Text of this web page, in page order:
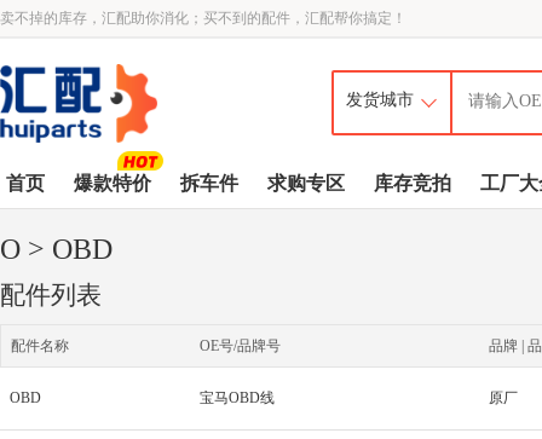
卖不掉的库存，汇配助你消化；买不到的配件，汇配帮你搞定！
首页 爆款特价 拆车件 求购专区 库存竞拍 工厂大
O > OBD
配件列表
配件名称 OE号/品牌号 品牌 |
OBD 宝马OBD线 原厂